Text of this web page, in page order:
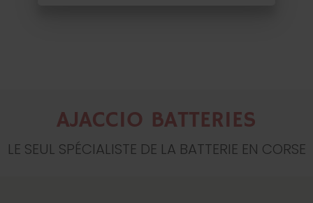
AJACCIO BATTERIES
LE SEUL SPÉCIALISTE DE LA BATTERIE EN CORSE